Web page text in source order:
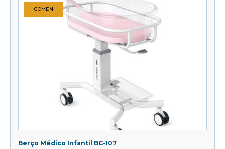
Berço Médico Infantil BC-107
COMEN